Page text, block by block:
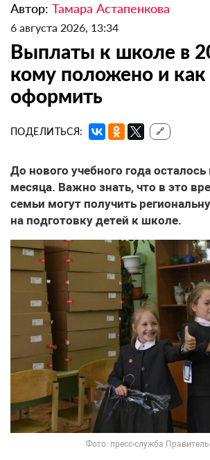
Автор: Тамара Астапенкова
6 августа 2026, 13:34
Выплаты к школе в
кому положено и как
оформить
ПОДЕЛИТЬСЯ: 🔗
До нового учебного года
месяца. Важно знать, что в это
семьи могут получить
на подготовку детей к школе.
Фото: пресс-служба